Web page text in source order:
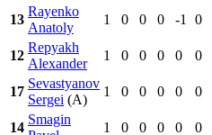
13
Rayenko
Anatoly
1 0 0 0 -1 0
12
Repyakh
Alexander
1 0 0 0 0 0
17
Sevastyanov
Sergei (A)
1 0 0 0 0 0
14
Smagin
1 0 0 0 0 0